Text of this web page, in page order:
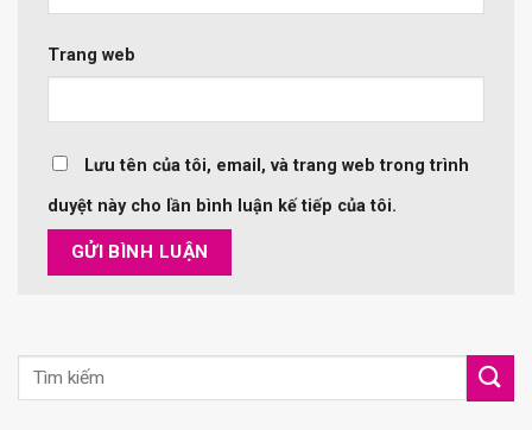
Trang web
Lưu tên của tôi, email, và trang web trong trình
duyệt này cho lần bình luận kế tiếp của tôi.